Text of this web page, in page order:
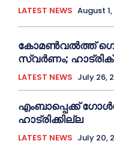
LATEST NEWS August
കോമൺവൽത്ത്
സ്വർണം; ഹാട്രിക്
LATEST NEWS July 26,
എംബാപ്പെക്ക്
ഹാട്രിക്കില്ല
LATEST NEWS July 20,